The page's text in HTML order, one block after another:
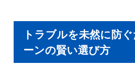
トラブルを未然に防
ーンの賢い選び方